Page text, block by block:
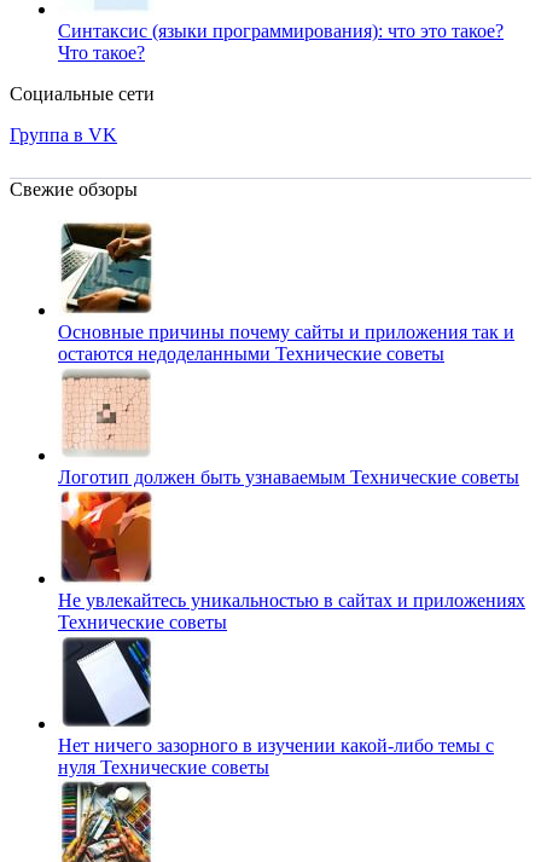
Синтаксис (языки программирования): что это такое?
Что такое?
Социальные сети
Группа в VK
Свежие обзоры
Основные причины почему сайты и приложения так и
остаются недоделанными Технические советы
Логотип должен быть узнаваемым Технические советы
Не увлекайтесь уникальностью в сайтах и приложениях
Технические советы
Нет ничего зазорного в изучении какой-либо темы с
нуля Технические советы